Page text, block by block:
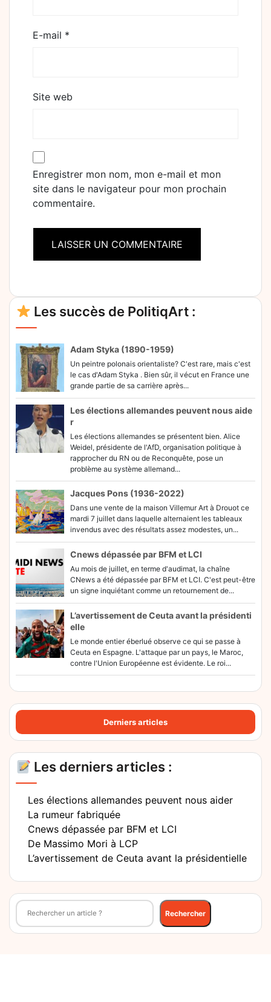
E-mail *
Site web
Enregistrer mon nom, mon e-mail et mon
site dans le navigateur pour mon prochain
commentaire.
Les succès de PolitiqArt :
Adam Styka (1890-1959)
Un peintre polonais orientaliste? C'est rare, mais c'est
le cas d'Adam Styka . Bien sûr, il vécut en France une
grande partie de sa carrière après...
Les élections allemandes peuvent nous aide
r
Les élections allemandes se présentent bien. Alice
Weidel, présidente de l'AfD, organisation politique à
rapprocher du RN ou de Reconquête, pose un
problème au système allemand...
Jacques Pons (1936-2022)
Dans une vente de la maison Villemur Art à Drouot ce
mardi 7 juillet dans laquelle alternaient les tableaux
invendus avec des résultats assez modestes, un...
Cnews dépassée par BFM et LCI
Au mois de juillet, en terme d'audimat, la chaîne
CNews a été dépassée par BFM et LCI. C'est peut-être
un signe inquiétant comme un retournement de...
L’avertissement de Ceuta avant la présidenti
elle
Le monde entier éberlué observe ce qui se passe à
Ceuta en Espagne. L'attaque par un pays, le Maroc,
contre l'Union Européenne est évidente. Le roi...
Derniers articles
Les derniers articles :
Les élections allemandes peuvent nous aider
La rumeur fabriquée
Cnews dépassée par BFM et LCI
De Massimo Mori à LCP
L’avertissement de Ceuta avant la présidentielle
Rechercher
Rechercher